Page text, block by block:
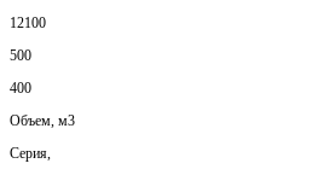
12100
500
400
Объем, м3
Серия,